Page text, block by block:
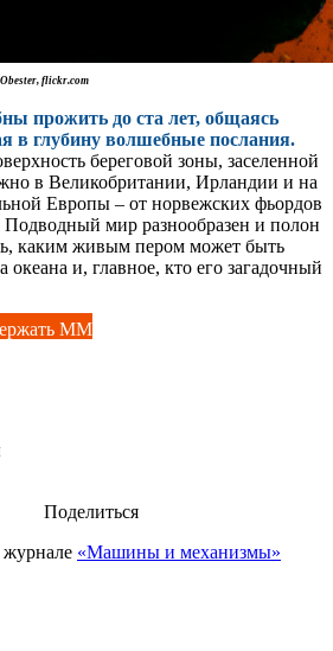
flickr.com
прожить до ста лет, общаясь
в глубину волшебные послания.
береговой зоны, заселенной
в Великобритании, Ирландии и на
Европы – от норвежских фьордов
мир разнообразен и полон
каким живым пером может быть
океана и, главное, кто его загадочный
ММ
Поделиться
журнале «Машины и механизмы»